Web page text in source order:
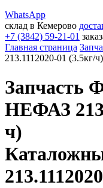
WhatsApp
склад в Кемерово
+7 (3842) 59-21-01
Главная страница
213.1112020-01 (3.5кг/ч)
Запчасть
НЕФАЗ
ч)